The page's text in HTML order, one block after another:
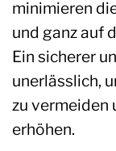
minimieren
und ganz auf
Ein sicherer
unerlässlich,
zu vermeiden
erhöhen.